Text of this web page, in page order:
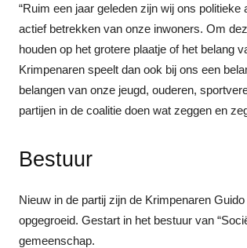
“Ruim een jaar geleden zijn wij ons
actief betrekken van onze inwoners. Om
houden op het grotere plaatje of het belang
Krimpenaren speelt dan ook bij ons een
belangen van onze jeugd, ouderen,
partijen in de coalitie doen wat zeggen en
Bestuur
Nieuw in de partij zijn de Krimpenaren
opgegroeid. Gestart in het bestuur van
gemeenschap.